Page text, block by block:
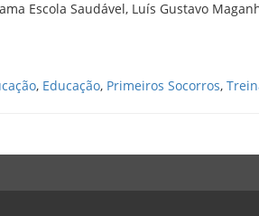
Escola Saudável, Luís Gustavo
, Educação, Primeiros Socorros,